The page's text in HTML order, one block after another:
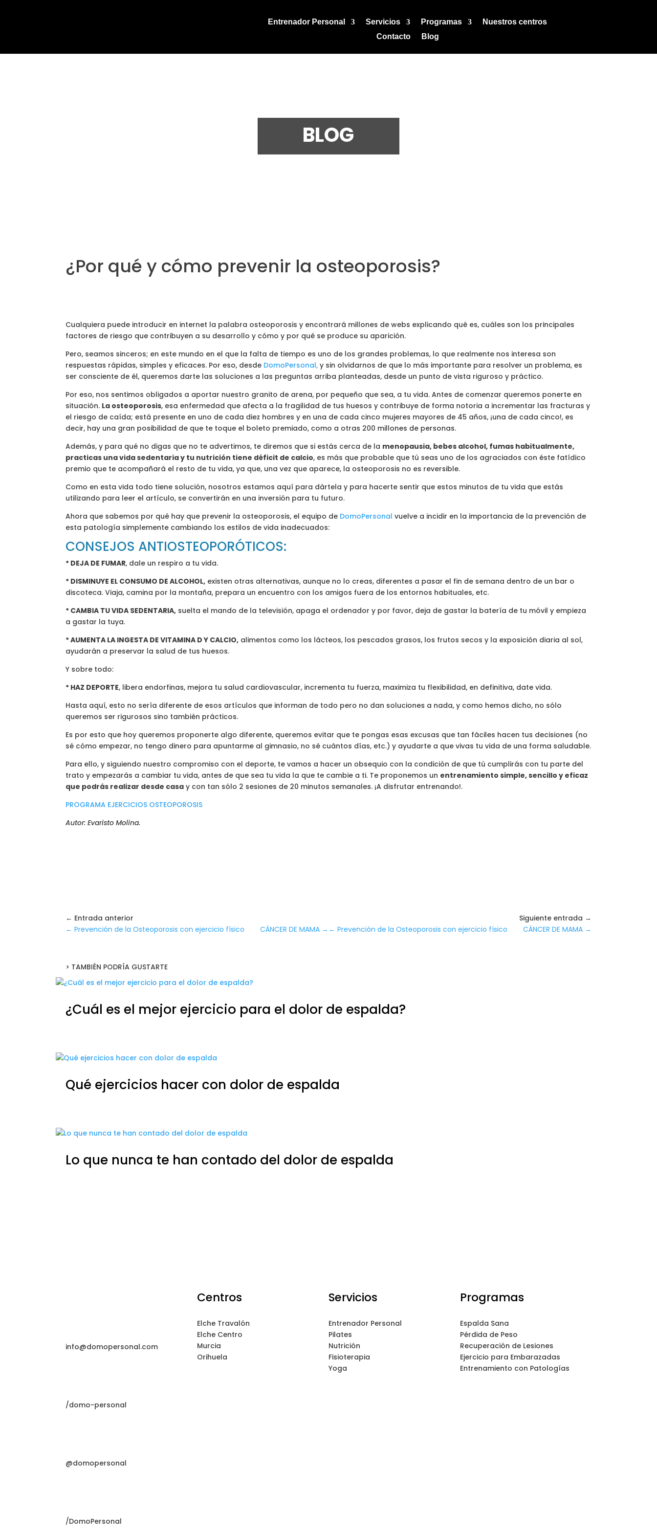
Entrenador Personal Servicios Programas
Nuestros centros
Contacto
Blog
BLOG
¿Por qué y cómo prevenir la osteoporosis?
Cualquiera puede introducir en internet la palabra osteoporosis y encontrará millones de webs explicando qué es, cuáles son los principales
factores de riesgo que contribuyen a su desarrollo y cómo y por qué se produce su aparición.
Pero, seamos sinceros; en este mundo en el que la falta de tiempo es uno de los grandes problemas, lo que realmente nos interesa son
respuestas rápidas, simples y eficaces. Por eso, desde DomoPersonal, y sin olvidarnos de que lo más importante para resolver un problema, es
ser consciente de él, queremos darte las soluciones a las preguntas arriba planteadas, desde un punto de vista riguroso y práctico.
Por eso, nos sentimos obligados a aportar nuestro granito de arena, por pequeño que sea, a tu vida. Antes de comenzar queremos ponerte en
situación. La osteoporosis, esa enfermedad que afecta a la fragilidad de tus huesos y contribuye de forma notoria a incrementar las fracturas y
el riesgo de caída; está presente en uno de cada diez hombres y en una de cada cinco mujeres mayores de 45 años, ¡una de cada cinco!, es
decir, hay una gran posibilidad de que te toque el boleto premiado, como a otras 200 millones de personas.
Además, y para qué no digas que no te advertimos, te diremos que si estás cerca de la menopausia, bebes alcohol, fumas habitualmente,
practicas una vida sedentaria y tu nutrición tiene déficit de calcio, es más que probable que tú seas uno de los agraciados con éste fatídico
premio que te acompañará el resto de tu vida, ya que, una vez que aparece, la osteoporosis no es reversible.
Como en esta vida todo tiene solución, nosotros estamos aquí para dártela y para hacerte sentir que estos minutos de tu vida que estás
utilizando para leer el artículo, se convertirán en una inversión para tu futuro.
Ahora que sabemos por qué hay que prevenir la osteoporosis, el equipo de DomoPersonal vuelve a incidir en la importancia de la prevención de
esta patología simplemente cambiando los estilos de vida inadecuados:
CONSEJOS ANTIOSTEOPORÓTICOS:
* DEJA DE FUMAR, dale un respiro a tu vida.
* DISMINUYE EL CONSUMO DE ALCOHOL, existen otras alternativas, aunque no lo creas, diferentes a pasar el fin de semana dentro de un bar o
discoteca. Viaja, camina por la montaña, prepara un encuentro con los amigos fuera de los entornos habituales, etc.
* CAMBIA TU VIDA SEDENTARIA, suelta el mando de la televisión, apaga el ordenador y por favor, deja de gastar la batería de tu móvil y empieza
a gastar la tuya.
* AUMENTA LA INGESTA DE VITAMINA D Y CALCIO, alimentos como los lácteos, los pescados grasos, los frutos secos y la exposición diaria al sol,
ayudarán a preservar la salud de tus huesos.
Y sobre todo:
* HAZ DEPORTE, libera endorfinas, mejora tu salud cardiovascular, incrementa tu fuerza, maximiza tu flexibilidad, en definitiva, date vida.
Hasta aquí, esto no sería diferente de esos artículos que informan de todo pero no dan soluciones a nada, y como hemos dicho, no sólo
queremos ser rigurosos sino también prácticos.
Es por esto que hoy queremos proponerte algo diferente, queremos evitar que te pongas esas excusas que tan fáciles hacen tus decisiones (no
sé cómo empezar, no tengo dinero para apuntarme al gimnasio, no sé cuántos días, etc.) y ayudarte a que vivas tu vida de una forma saludable.
Para ello, y siguiendo nuestro compromiso con el deporte, te vamos a hacer un obsequio con la condición de que tú cumplirás con tu parte del
trato y empezarás a cambiar tu vida, antes de que sea tu vida la que te cambie a ti. Te proponemos un entrenamiento simple, sencillo y eficaz
que podrás realizar desde casa y con tan sólo 2 sesiones de 20 minutos semanales. ¡A disfrutar entrenando!.
PROGRAMA EJERCICIOS OSTEOPOROSIS
Autor: Evaristo Molina.
← Entrada anterior
←Prevención de la Osteoporosis con ejercicio físico CÁNCER DE MAMA →
Siguiente entrada →
← Prevención de la Osteoporosis con ejercicio físico CÁNCER DE MAMA→
> TAMBIÉN PODRÍA GUSTARTE
¿Cuál es el mejor ejercicio para el dolor de espalda?
Qué ejercicios hacer con dolor de espalda
Lo que nunca te han contado del dolor de espalda
info@domopersonal.com
/domo-personal
@domopersonal
/DomoPersonal
Centros
Elche Travalón
Elche Centro
Murcia
Orihuela
Servicios
Entrenador Personal
Pilates
Nutrición
Fisioterapia
Yoga
Programas
Espalda Sana
Pérdida de Peso
Recuperación de Lesiones
Ejercicio para Embarazadas
Entrenamiento con Patologías